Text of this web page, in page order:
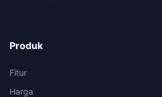
Produk
Fitur
Harga